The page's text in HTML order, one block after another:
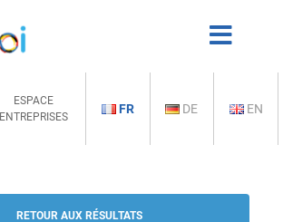
ESPACE
ENTREPRISES
FR DE EN
RETOUR AUX RÉSULTATS